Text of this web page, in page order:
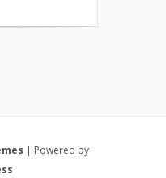
| Powered by